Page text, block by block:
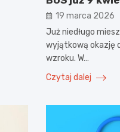
19 marca 2026
Już niedługo
wyjątkową okazję
wzroku. W…
Czytaj dalej